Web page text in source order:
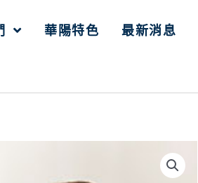
華陽特色 最新消息